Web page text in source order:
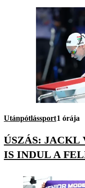
Utánpótlássport1 órája
ÚSZÁS: JACKL
IS INDUL A